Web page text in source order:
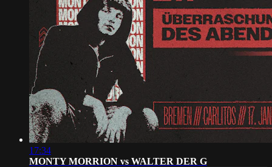
17:34
MONTY MORRION vs WALTER DER G